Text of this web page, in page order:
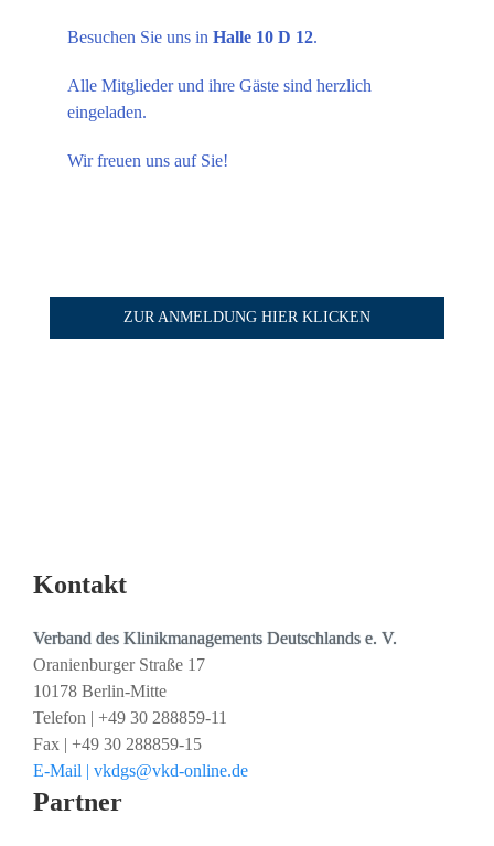
Besuchen Sie uns inHalle 10 D 12.
Alle Mitglieder und ihre Gäste sind herzlich
eingeladen.
Wir freuen uns auf Sie!
ZUR ANMELDUNG HIER KLICKEN
Kontakt
Verband des Klinikmanagements Deutschlands e. V.
Oranienburger Straße 17
10178 Berlin-Mitte
Telefon | +49 30 288859-11
Fax | +49 30 288859-15
E-Mail | vkdgs@vkd-online.de
Partner